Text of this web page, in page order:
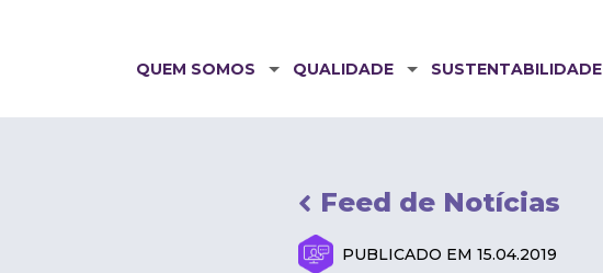
QUEM SOMOS QUALIDADE SUSTENTABILIDADE
Feed de Notícias
PUBLICADO EM 15.04.2019